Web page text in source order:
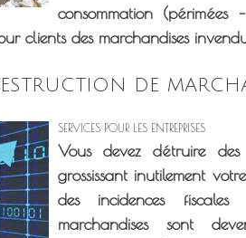
consommation
clients des marchandises
DE
SERVICES POUR LES ENTREPRISES
Vous devez détruire des
grossissant inutilement
des incidences
marchandises sont